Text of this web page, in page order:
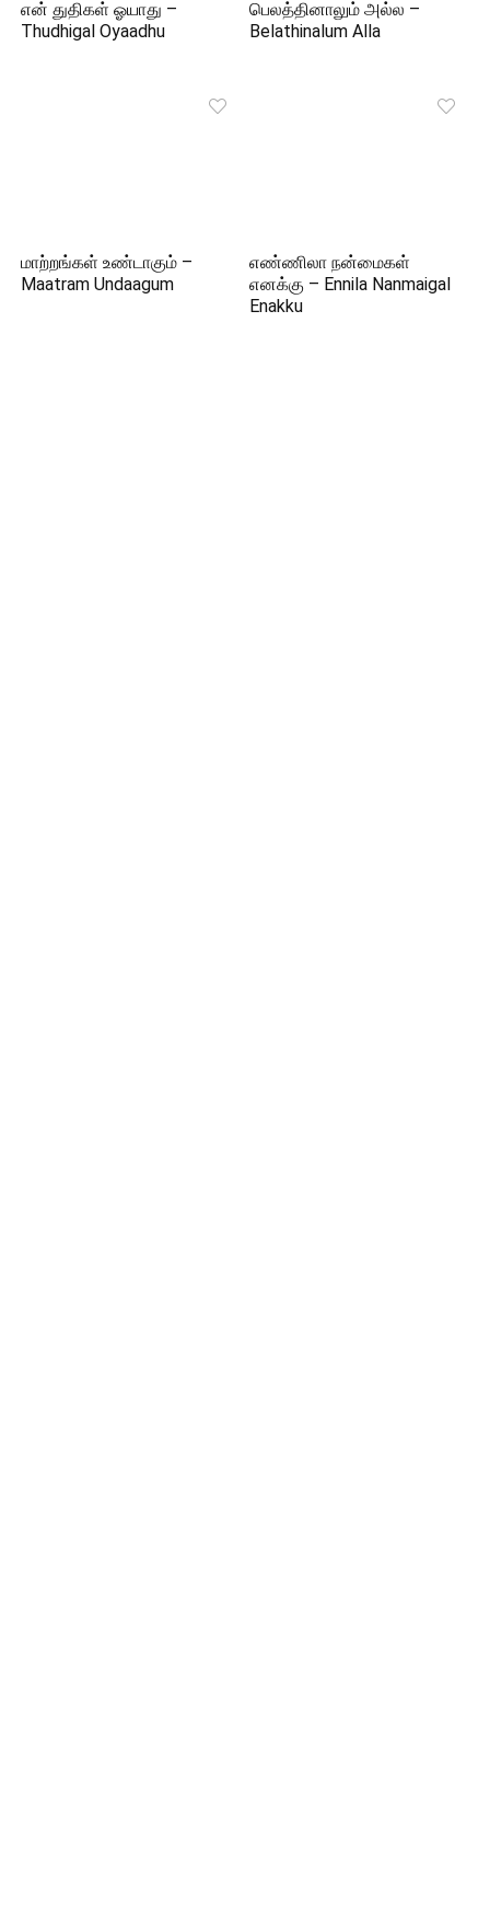
என் துதிகள் ஓயாது –
Thudhigal Oyaadhu
பெலத்தினாலும் அல்ல –
Belathinalum Alla
மாற்றங்கள் உண்டாகும் –
Maatram Undaagum
எண்ணிலா நன்மைகள்
எனக்கு – Ennila Nanmaigal
Enakku